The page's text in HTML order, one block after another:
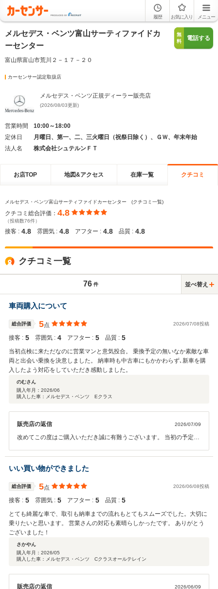
履歴 お気に入り メニュー
メルセデス・ベンツ富山サーティファイドカ
ーセンター
富山県富山市荒川２－１７－２０
無
料
電話する
カーセンサー認定取扱店
メルセデス・ベンツ正規ディーラー販売店
(2026/08/03更新)
営業時間
10:00～18:00
定休日
月曜日、第一、二、三火曜日（祝祭日除く）、ＧＷ、年末年始
法人名
株式会社シュテルンＦＴ
お店TOP 地図&アクセス 在庫一覧 クチコミ
メルセデス・ベンツ富山サーティファイドカーセンター (クチコミ一覧)
クチコミ総合評価： 4.8
（投稿数76件）
接客 : 4.8 雰囲気 : 4.8 アフター : 4.8 品質 : 4.8
クチコミ一覧
76 件 並べ替え
車両購入について
総合評価 5点 2026/07/08投稿
接客 : 5 雰囲気 : 4 アフター : 5 品質 : 5
当初点検に来ただなのに営業マンと意気投合。 乗換予定の無いなか素敵な車
両と出会い乗換を決意しました。 納車時も中古車にもかかわらず､新車を購
入したよう対応をしていただき感動しました。
のむさん
購入年月： 2026/06
購入した車：メルセデス・ベンツ Eクラス
販売店の返信 2026/07/09
改めてこの度はご購入いただき誠に有難うございます。 当初の予定に
そして納車時にはとても嬉しいお言葉をいただき感謝いたします。 今
後のご入庫も含め､引き続き何卒よろしくお願い申し上げます。
いい買い物ができました
総合評価 5点 2026/06/08投稿
接客 : 5 雰囲気 : 5 アフター : 5 品質 : 5
とても綺麗な車で、取引も納車までの流れもとてもスムーズでした。大切に
乗りたいと思います。 営業さんの対応も素晴らしかったです。 ありがとう
ございました！
さかやん
購入年月： 2026/05
購入した車：メルセデス・ベンツ Cクラスオールテレイン
販売店の返信 2026/06/09